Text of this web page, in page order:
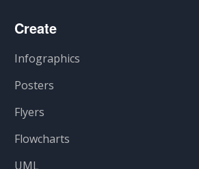
Create
Infographics
Posters
Flyers
Flowcharts
UML